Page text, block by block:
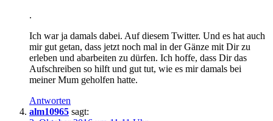
.
Ich war ja damals dabei. Auf diesem Twitter. Und es hat auch
mir gut getan, dass jetzt noch mal in der Gänze mit Dir zu
erleben und abarbeiten zu dürfen. Ich hoffe, dass Dir das
Aufschreiben so hilft und gut tut, wie es mir damals bei
meiner Mum geholfen hatte.
Antworten
alm10965 sagt: